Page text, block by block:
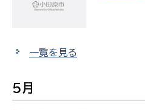
一覧を見る
5月